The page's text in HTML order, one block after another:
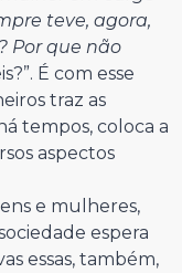
teve, agora,
Por que não
É com esse
traz as
tempos, coloca a
aspectos
e mulheres,
espera
essas, também,